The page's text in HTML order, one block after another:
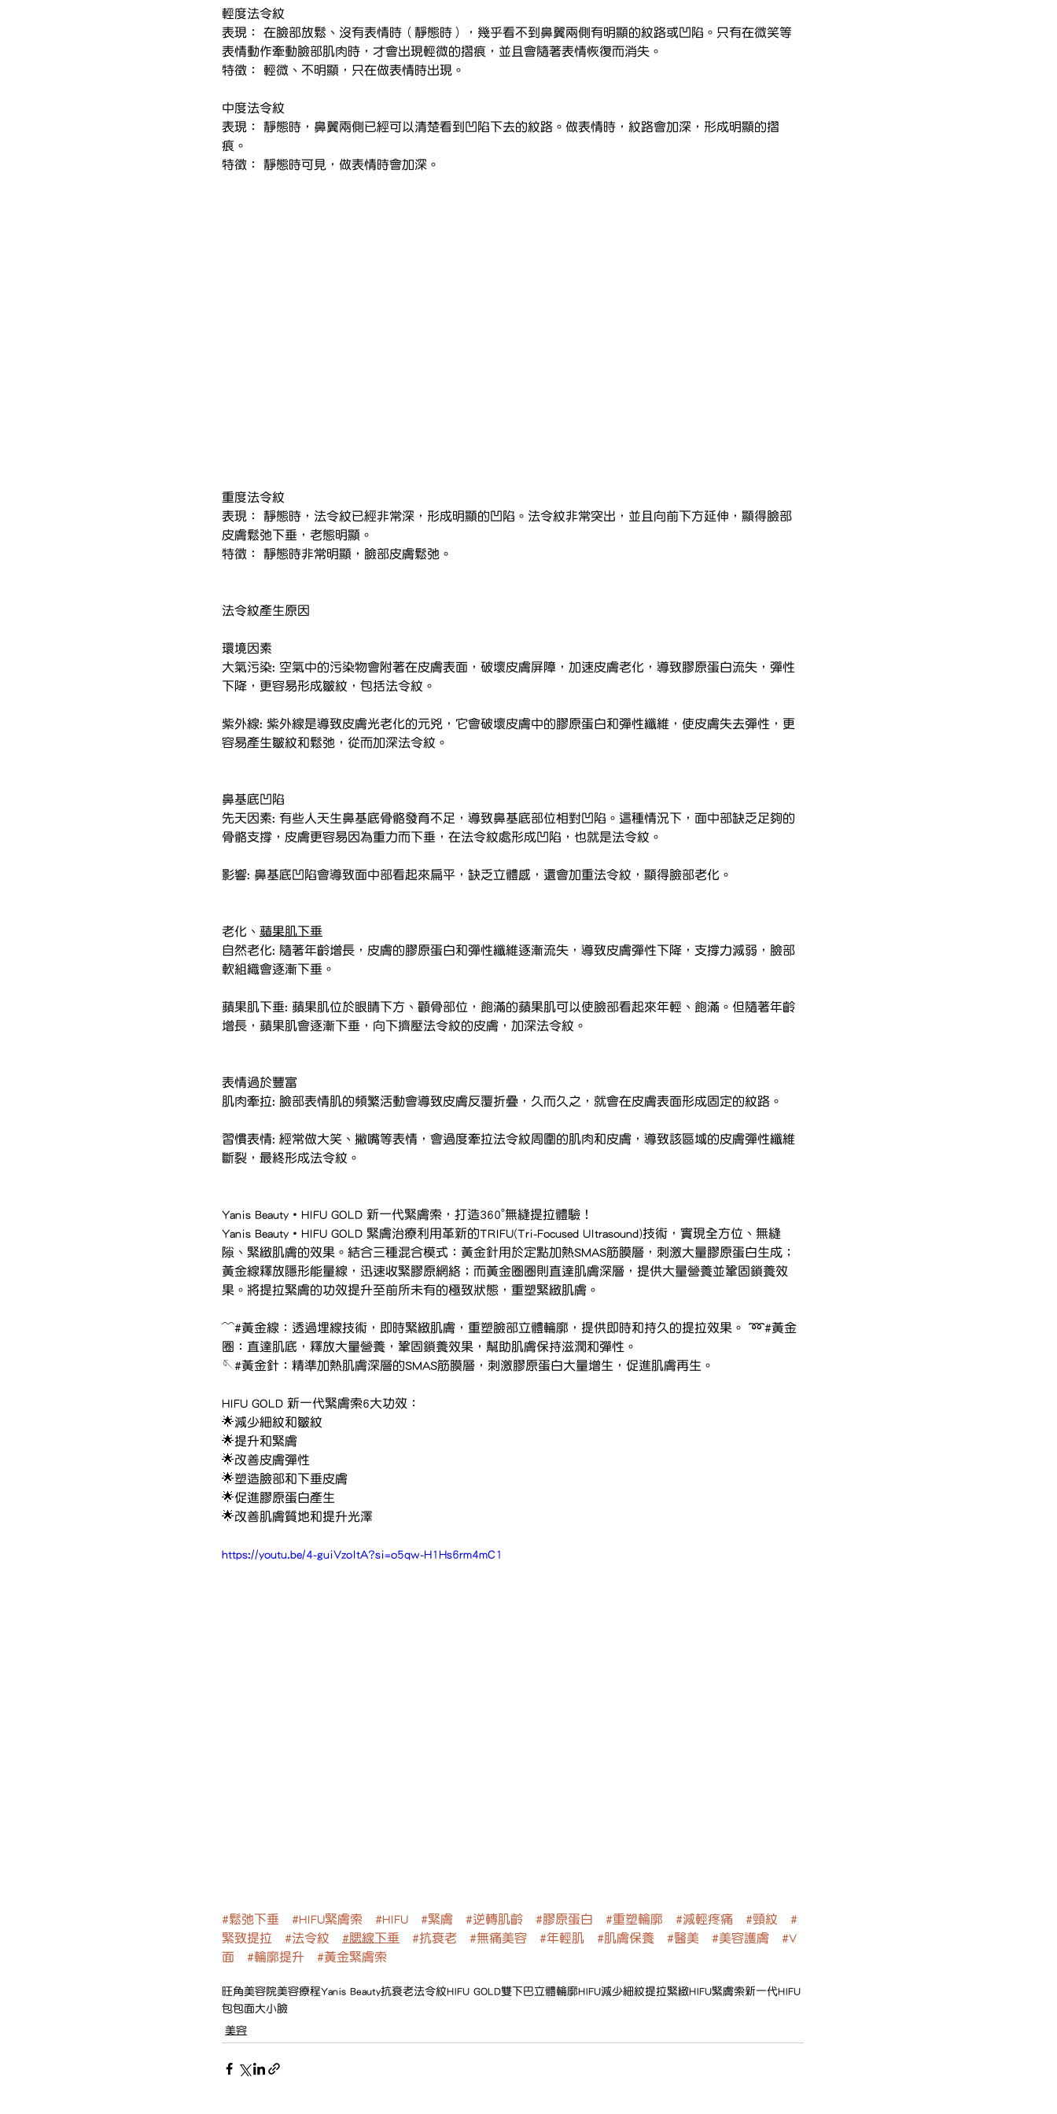
輕度法令紋
表現： 在臉部放鬆、沒有表情時（靜態時），幾乎看不到鼻翼兩側有明顯的紋路或凹陷。只有在微笑等
表情動作牽動臉部肌肉時，才會出現輕微的摺痕，並且會隨著表情恢復而消失。
特徵： 輕微、不明顯，只在做表情時出現。
中度法令紋
表現： 靜態時，鼻翼兩側已經可以清楚看到凹陷下去的紋路。做表情時，紋路會加深，形成明顯的摺
痕。
特徵： 靜態時可見，做表情時會加深。
重度法令紋
表現： 靜態時，法令紋已經非常深，形成明顯的凹陷。法令紋非常突出，並且向前下方延伸，顯得臉部
皮膚鬆弛下垂，老態明顯。
特徵： 靜態時非常明顯，臉部皮膚鬆弛。
法令紋產生原因
環境因素
大氣污染: 空氣中的污染物會附著在皮膚表面，破壞皮膚屏障，加速皮膚老化，導致膠原蛋白流失，彈性
下降，更容易形成皺紋，包括法令紋。
紫外線: 紫外線是導致皮膚光老化的元兇，它會破壞皮膚中的膠原蛋白和彈性纖維，使皮膚失去彈性，更
容易產生皺紋和鬆弛，從而加深法令紋。
鼻基底凹陷
先天因素: 有些人天生鼻基底骨骼發育不足，導致鼻基底部位相對凹陷。這種情況下，面中部缺乏足夠的
骨骼支撐，皮膚更容易因為重力而下垂，在法令紋處形成凹陷，也就是法令紋。
影響: 鼻基底凹陷會導致面中部看起來扁平，缺乏立體感，還會加重法令紋，顯得臉部老化。
老化、 蘋果肌下垂
自然老化: 隨著年齡增長，皮膚的膠原蛋白和彈性纖維逐漸流失，導致皮膚彈性下降，支撐力減弱，臉部
軟組織會逐漸下垂。
蘋果肌下垂: 蘋果肌位於眼睛下方、顴骨部位，飽滿的蘋果肌可以使臉部看起來年輕、飽滿。但隨著年齡
增長，蘋果肌會逐漸下垂，向下擠壓法令紋的皮膚，加深法令紋。
表情過於豐富
肌肉牽拉: 臉部表情肌的頻繁活動會導致皮膚反覆折疊，久而久之，就會在皮膚表面形成固定的紋路。
習慣表情: 經常做大笑、撇嘴等表情，會過度牽拉法令紋周圍的肌肉和皮膚，導致該區域的皮膚彈性纖維
斷裂，最終形成法令紋。
Yanis Beauty・HIFU GOLD 新一代緊膚索，打造360°無縫提拉體驗！
Yanis Beauty・HIFU GOLD 緊膚治療利用革新的TRIFU(Tri-Focused Ultrasound)技術，實現全方位、無縫
隙、緊緻肌膚的效果。結合三種混合模式：黃金針用於定點加熱SMAS筋膜層，刺激大量膠原蛋白生成；
黃金線釋放隱形能量線，迅速收緊膠原網絡；而黃金圈圈則直達肌膚深層，提供大量營養並鞏固鎖養效
果。將提拉緊膚的功效提升至前所未有的極致狀態，重塑緊緻肌膚。
〰️#黃金線：透過埋線技術，即時緊緻肌膚，重塑臉部立體輪廓，提供即時和持久的提拉效果。
➿#黃金
圈：直達肌底，釋放大量營養，鞏固鎖養效果，幫助肌膚保持滋潤和彈性。
🪡#黃金針：精準加熱肌膚深層的SMAS筋膜層，刺激膠原蛋白大量增生，促進肌膚再生。
HIFU GOLD 新一代緊膚索6大功效：
🌟減少細紋和皺紋
🌟提升和緊膚
🌟改善皮膚彈性
🌟塑造臉部和下垂皮膚
🌟促進膠原蛋白產生
🌟改善肌膚質地和提升光澤
https://youtu.be/4-guiVzoItA?si=o5qw-H1Hs6rm4mC1
#鬆弛下垂 #HIFU緊膚索 #HIFU #緊膚 #逆轉肌齡 #膠原蛋白 #重塑輪廓 #減輕疼痛 #頸紋
#
緊致提拉
#法令紋 #腮線下垂 #抗衰老 #無痛美容 #年輕肌 #肌膚保養 #醫美 #美容護膚
#V
面
#輪廓提升 #黃金緊膚索
旺角美容院美容療程Yanis Beauty抗衰老法令紋HIFU GOLD雙下巴立體輪廓HIFU減少細紋提拉緊緻HIFU緊膚索新一代HIFU
包包面大小臉
美容